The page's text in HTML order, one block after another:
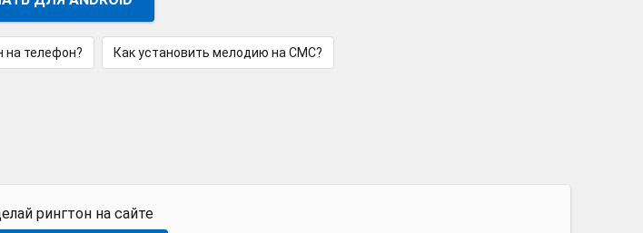
на телефон? Как установить мелодию на СМС?
рингтон на сайте